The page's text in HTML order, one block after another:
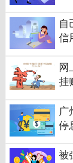
自
信
网
挂
广
停
被